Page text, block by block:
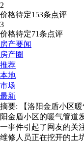
2
价格待定153条点评
3
价格待定71条点评
房产要闻
房产圈
推荐
本地
市场
最新
摘要: 【洛阳金盾小区
阳金盾小区的暖气管道
一事件引起了网友的关
维修人员正在挖开的土